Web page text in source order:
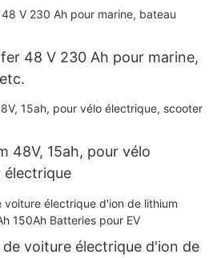
48 V 230 Ah pour marine,
48V, 15ah, pour vélo
électrique
voiture électrique d'ion de